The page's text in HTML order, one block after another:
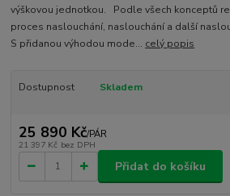
výškovou jednotkou. Podle všech konceptů
proces naslouchání, naslouchání a další
S přidanou výhodou mode... celý popis
Dostupnost Skladem
25 890 Kč/PÁR
21 397 Kč bez DPH
Přidat do košíku